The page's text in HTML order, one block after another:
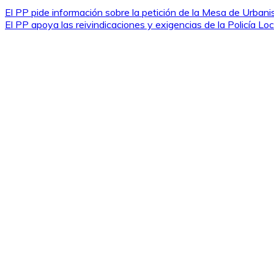
El PP pide información sobre la petición de la Mesa de
El PP apoya las reivindicaciones y exigencias de la Policía